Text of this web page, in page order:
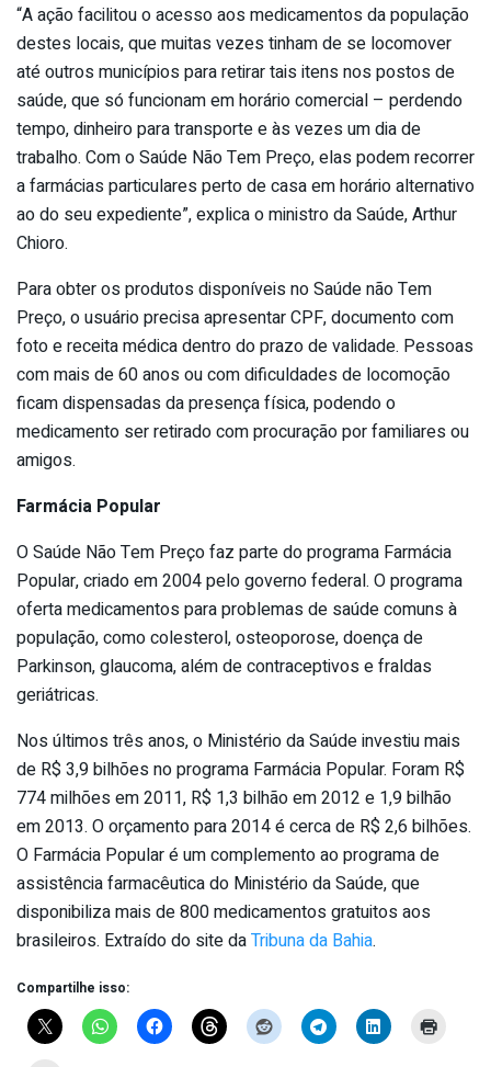
“A ação facilitou o acesso aos medicamentos da população
destes locais, que muitas vezes tinham de se locomover
até outros municípios para retirar tais itens nos postos de
saúde, que só funcionam em horário comercial – perdendo
tempo, dinheiro para transporte e às vezes um dia de
trabalho. Com o Saúde Não Tem Preço, elas podem recorrer
a farmácias particulares perto de casa em horário alternativo
ao do seu expediente”, explica o ministro da Saúde, Arthur
Chioro.
Para obter os produtos disponíveis no Saúde não Tem
Preço, o usuário precisa apresentar CPF, documento com
foto e receita médica dentro do prazo de validade. Pessoas
com mais de 60 anos ou com dificuldades de locomoção
ficam dispensadas da presença física, podendo o
medicamento ser retirado com procuração por familiares ou
amigos.
Farmácia Popular
O Saúde Não Tem Preço faz parte do programa Farmácia
Popular, criado em 2004 pelo governo federal. O programa
oferta medicamentos para problemas de saúde comuns à
população, como colesterol, osteoporose, doença de
Parkinson, glaucoma, além de contraceptivos e fraldas
geriátricas.
Nos últimos três anos, o Ministério da Saúde investiu mais
de R$ 3,9 bilhões no programa Farmácia Popular. Foram R$
774 milhões em 2011, R$ 1,3 bilhão em 2012 e 1,9 bilhão
em 2013. O orçamento para 2014 é cerca de R$ 2,6 bilhões.
O Farmácia Popular é um complemento ao programa de
assistência farmacêutica do Ministério da Saúde, que
disponibiliza mais de 800 medicamentos gratuitos aos
brasileiros. Extraído do site daTribuna da Bahia.
Compartilhe isso: